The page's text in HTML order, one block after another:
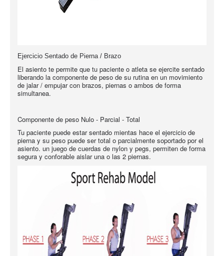
Ejercicio Sentado de Pierna / Brazo
El asiento te permite que tu paciente o atleta se ejercite sentado
liberando la componente de peso de su rutina en un movimiento
de jalar / empujar con brazos, piernas o ambos de forma
simultanea.
Componente de peso Nulo - Parcial - Total
Tu paciente puede estar sentado mientas hace el ejercicio de
pierna y su peso puede ser total o parcialmente soportado por el
asiento. un juego de cuerdas de nylon y pegs, permiten de forma
segura y conforable aislar una o las 2 piernas.